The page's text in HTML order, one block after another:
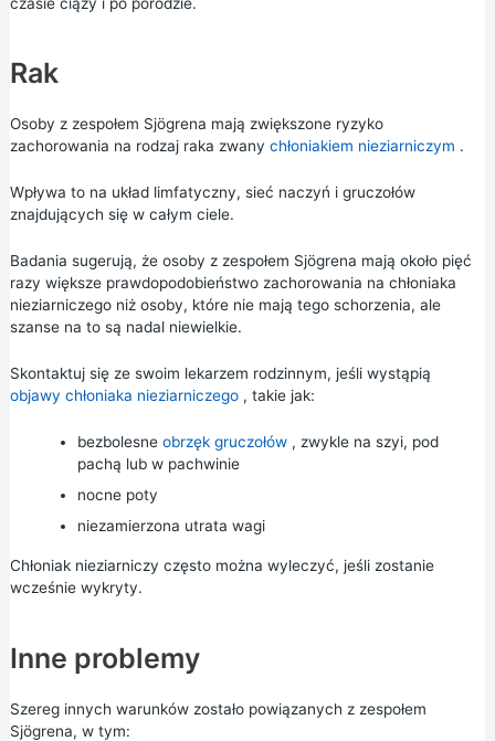
Rak
Osoby z zespołem Sjögrena mają zwiększone ryzyko
zachorowania na rodzaj raka zwany chłoniakiem nieziarniczym .
Wpływa to na układ limfatyczny, sieć naczyń i gruczołów
znajdujących się w całym ciele.
Badania sugerują, że osoby z zespołem Sjögrena mają około pięć
razy większe prawdopodobieństwo zachorowania na chłoniaka
nieziarniczego niż osoby, które nie mają tego schorzenia, ale
szanse na to są nadal niewielkie.
Skontaktuj się ze swoim lekarzem rodzinnym, jeśli wystąpią
objawy chłoniaka nieziarniczego, takie jak:
bezbolesne obrzęk gruczołów, zwykle na szyi, pod
pachą lub w pachwinie
nocne poty
niezamierzona utrata wagi
Chłoniak nieziarniczy często można wyleczyć, jeśli zostanie
wcześnie wykryty.
Inne problemy
Szereg innych warunków zostało powiązanych z zespołem
Sjögrena, w tym: